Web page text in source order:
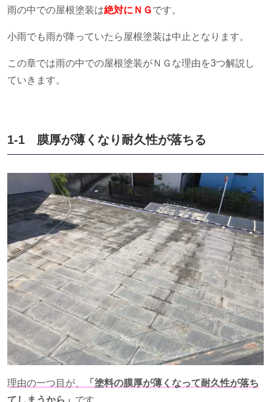
雨の中での屋根塗装は絶対にＮＧ です。
小雨でも雨が降っていたら屋根塗装は中止となります。
この章では雨の中での屋根塗装がＮＧな理由を3つ解説し
ていきます。
1-1 膜厚が薄くなり耐久性が落ちる
理由の一つ目が、
「塗料の膜厚が薄くなって耐久性が落ち